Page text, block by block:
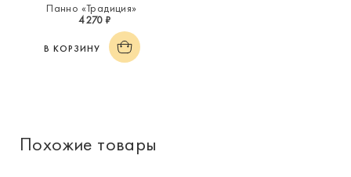
Панно «Традиция»
4 270 ₽
В КОРЗИНУ
Похожие товары